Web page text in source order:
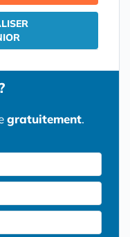
gratuitement.